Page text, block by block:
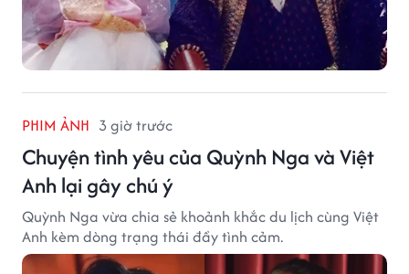
PHIM ẢNH 3 giờ trước
Chuyện tình yêu của Quỳnh Nga và Việt
Anh lại gây chú ý
Quỳnh Nga vừa chia sẻ khoảnh khắc du lịch cùng Việt
Anh kèm dòng trạng thái đầy tình cảm.